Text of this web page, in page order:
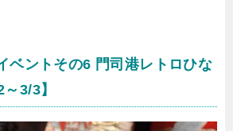
ベントその6 門司港レトロひな
3/3】